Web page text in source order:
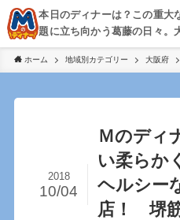
本日のディナーは？この重大
題に立ち向かう葛藤の日々。
阪・京都・神戸を中心とした
歩き、飲み歩きを綴る。
ホーム 地域別カテゴリー 大阪府
Ｍのディ
い柔らか
ヘルシー
店！ 堺
2018
10/04